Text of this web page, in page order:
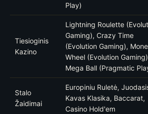
Play)
Tiesioginis
Kazino
Lightning Roulette
Gaming), Crazy Time
(Evolution Gaming),
Wheel (Evolution
Mega Ball (Pragmatic
Stalo
Žaidimai
Europiniu Ruletė,
Kavas Klasika, Baccarat,
Casino Hold'em